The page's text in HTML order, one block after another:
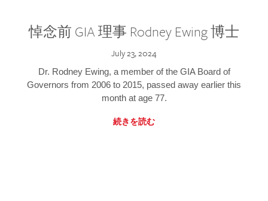
悼念前 GIA 理事 Rodney Ewing 博士
July 23, 2024
Dr. Rodney Ewing, a member of the GIA Board of
Governors from 2006 to 2015, passed away earlier this
month at age 77.
続きを読む